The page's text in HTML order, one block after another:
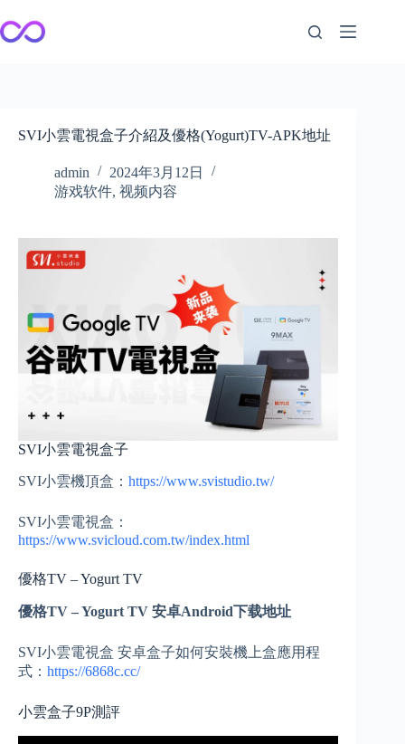
至
内
SVI小雲電視盒子介紹及優格(Yogurt)TV-APK地址
admin
2024年3月12日
游戏软件, 视频内容
SVI小雲電視盒子
SVI小雲機頂盒： https://www.svistudio.tw/
SVI小雲電視盒：
https://www.svicloud.com.tw/index.html
優格TV – Yogurt TV
優格TV – Yogurt TV 安卓Android下载地址
SVI小雲電視盒 安卓盒子如何安裝機上盒應用程
式： https://6868c.cc/
小雲盒子9P測評